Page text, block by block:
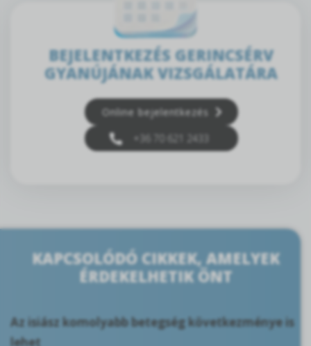
BEJELENTKEZÉS GERINCSÉRV
GYANÚJÁNAK VIZSGÁLATÁRA
Online bejelentkezés
+36 70 621 2433
KAPCSOLÓDÓ CIKKEK, AMELYEK
ÉRDEKELHETIK ÖNT
Az isiász komolyabb betegség következménye is
lehet